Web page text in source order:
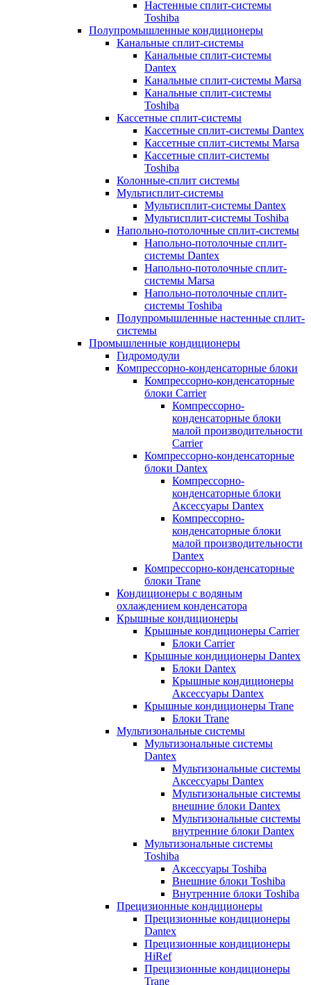
Настенные сплит-системы
Toshiba
Полупромышленные кондиционеры
Канальные сплит-системы
Канальные сплит-системы
Dantex
Канальные сплит-системы Marsa
Канальные сплит-системы
Toshiba
Кассетные сплит-системы
Кассетные сплит-системы Dantex
Кассетные сплит-системы Marsa
Кассетные сплит-системы
Toshiba
Колонные-сплит системы
Мультисплит-системы
Мультисплит-системы Dantex
Мультисплит-системы Toshiba
Напольно-потолочные сплит-системы
Напольно-потолочные сплит-
системы Dantex
Напольно-потолочные сплит-
системы Marsa
Напольно-потолочные сплит-
системы Toshiba
Полупромышленные настенные сплит-
системы
Промышленные кондиционеры
Гидромодули
Компрессорно-конденсаторные блоки
Компрессорно-конденсаторные
блоки Carrier
Компрессорно-
конденсаторные блоки
малой производительности
Carrier
Компрессорно-конденсаторные
блоки Dantex
Компрессорно-
конденсаторные блоки
Аксессуары Dantex
Компрессорно-
конденсаторные блоки
малой производительности
Dantex
Компрессорно-конденсаторные
блоки Trane
Кондиционеры с водяным
охлаждением конденсатора
Крышные кондиционеры
Крышные кондиционеры Carrier
Блоки Carrier
Крышные кондиционеры Dantex
Блоки Dantex
Крышные кондиционеры
Аксессуары Dantex
Крышные кондиционеры Trane
Блоки Trane
Мультизональные системы
Мультизональные системы
Dantex
Мультизональные системы
Аксессуары Dantex
Мультизональные системы
внешние блоки Dantex
Мультизональные системы
внутренние блоки Dantex
Мультизональные системы
Toshiba
Аксессуары Toshiba
Внешние блоки Toshiba
Внутренние блоки Toshiba
Прецизионные кондиционеры
Прецизионные кондиционеры
Dantex
Прецизионные кондиционеры
HiRef
Прецизионные кондиционеры
Trane